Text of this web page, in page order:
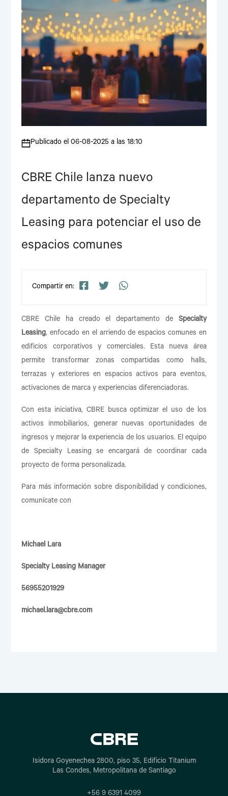
Publicado el 06-08-2025 a las 18:10
CBRE Chile lanza nuevo
departamento de Specialty
Leasing para potenciar el uso de
espacios comunes
Compartir en:
CBRE Chile ha creado el departamento de Specialty
Leasing, enfocado en el arriendo de espacios comunes en
edificios corporativos y comerciales. Esta nueva área
permite transformar zonas compartidas como halls,
terrazas y exteriores en espacios activos para eventos,
activaciones de marca y experiencias diferenciadoras.
Con esta iniciativa, CBRE busca optimizar el uso de los
activos inmobiliarios, generar nuevas oportunidades de
ingresos y mejorar la experiencia de los usuarios. El equipo
de Specialty Leasing se encargará de coordinar cada
proyecto de forma personalizada.
Para más información sobre disponibilidad y condiciones,
comunícate con
Michael Lara
Specialty Leasing Manager
56955201929
michael.lara@cbre.com
Isidora Goyenechea 2800, piso 35, Edificio Titanium
Las Condes, Metropolitana de Santiago
+56 9 6391 4099